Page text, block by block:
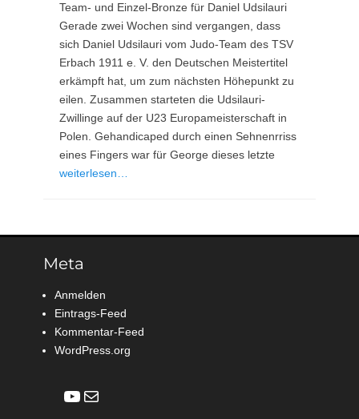
Team- und Einzel-Bronze für Daniel Udsilauri
Gerade zwei Wochen sind vergangen, dass
sich Daniel Udsilauri vom Judo-Team des TSV
Erbach 1911 e. V. den Deutschen Meistertitel
erkämpft hat, um zum nächsten Höhepunkt zu
eilen. Zusammen starteten die Udsilauri-
Zwillinge auf der U23 Europameisterschaft in
Polen. Gehandicaped durch einen Sehnenrriss
eines Fingers war für George dieses letzte
weiterlesen…
Meta
Anmelden
Eintrags-Feed
Kommentar-Feed
WordPress.org
YouTube
E-Mail